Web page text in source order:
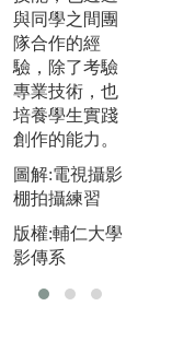
來進入實戰職
場的準備，面
對實務困難時
也能學習分析
找出原因，進
而解決問題。
圖解:資訊服務
機構管理上課
情況
版權:輔仁大學
圖書資訊學系
與同學之間團
隊合作的經
驗，除了考驗
專業技術，也
培養學生實踐
創作的能力。
圖解:電視攝影
棚拍攝練習
版權:輔仁大學
影傳系